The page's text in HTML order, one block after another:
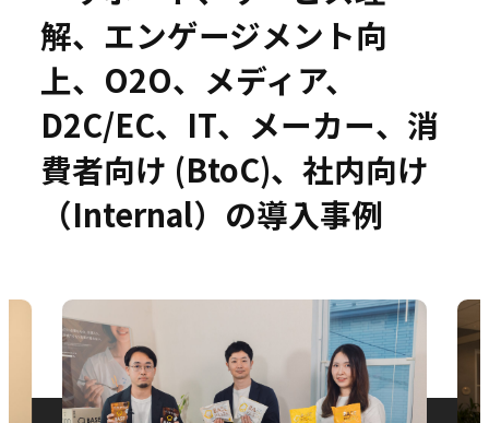
お役立ち情報
解、エンゲージメント向
上、O2O、メディア、
D2C/EC、IT、メーカー、消
費者向け (BtoC)、社内向け
（Internal）の導入事例